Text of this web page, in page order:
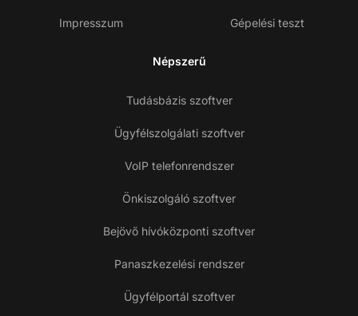
Impresszum Gépelési teszt
Népszerű
Tudásbázis szoftver
Ügyfélszolgálati szoftver
VoIP telefonrendszer
Önkiszolgáló szoftver
Bejövő hívóközponti szoftver
Panaszkezelési rendszer
Ügyfélportál szoftver